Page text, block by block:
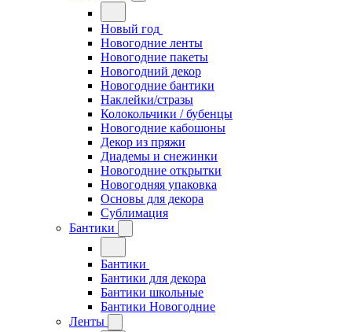
Новый год
Новогодние ленты
Новогодние пакеты
Новогодний декор
Новогодние бантики
Наклейки/стразы
Колокольчики / бубенцы
Новогодние кабошоны
Декор из пряжи
Диадемы и снежинки
Новогодние открытки
Новогодняя упаковка
Основы для декора
Сублимация
Бантики
Бантики
Бантики для декора
Бантики школьные
Бантики Новогодние
Ленты